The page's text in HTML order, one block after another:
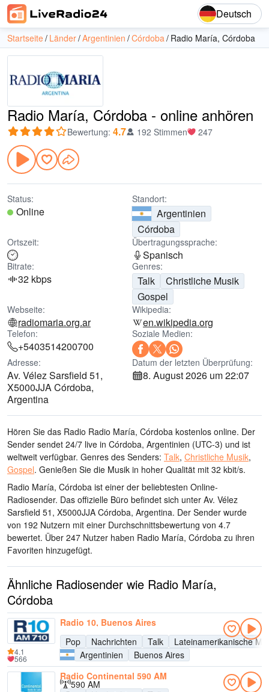
Deutsch
Startseite Länder Argentinien Córdoba Radio María, Córdoba
Radio María, Córdoba - online anhören
Bewertung: 4.7 192 Stimmen 247
Status:
Online
Standort:
Argentinien
Córdoba
Ortszeit: Übertragungssprache:
Spanisch
Bitrate:
32 kbps
Genres:
Talk
Christliche Musik
Gospel
Webseite:
radiomaria.org.ar
Wikipedia:
en.wikipedia.org
Telefon:
+5403514200700
Soziale Medien:
Adresse:
Av. Vélez Sarsfield 51,
X5000JJA Córdoba,
Argentina
Datum der letzten Überprüfung:
8. August 2026 um 22:07
Hören Sie das Radio Radio María, Córdoba kostenlos online. Der
Sender sendet 24/7 live in Córdoba, Argentinien (UTC-3) und ist
weltweit verfügbar. Genres des Senders: Talk, Christliche Musik,
Gospel. Genießen Sie die Musik in hoher Qualität mit 32 kbit/s.
Radio María, Córdoba ist einer der beliebtesten Online-
Radiosender. Das offizielle Büro befindet sich unter Av. Vélez
Sarsfield 51, X5000JJA Córdoba, Argentina. Der Sender wurde
von 192 Nutzern mit einer Durchschnittsbewertung von 4.7
bewertet. Über 247 Nutzer haben Radio María, Córdoba zu ihren
Favoriten hinzugefügt.
Ähnliche Radiosender wie Radio María,
Córdoba
Radio 10, Buenos Aires
Pop
Nachrichten Talk
Lateinamerikanische
Argentinien
Buenos Aires
4.1
566
Radio Continental 590 AM
590 AM